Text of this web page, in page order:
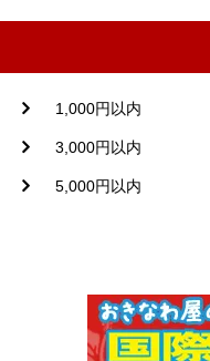
1,000円以内
3,000円以内
5,000円以内